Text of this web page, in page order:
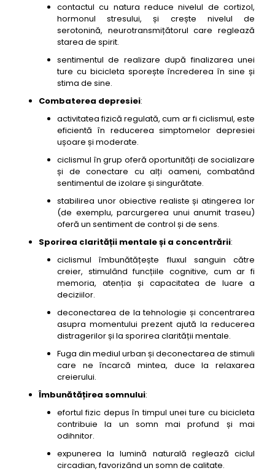
contactul cu natura reduce nivelul de cortizol,
hormonul stresului, și crește nivelul de
serotonină, neurotransmițătorul care reglează
starea de spirit.
sentimentul de realizare după finalizarea unei
ture cu bicicleta sporește încrederea în sine și
stima de sine.
Combaterea depresiei:
activitatea fizică regulată, cum ar fi ciclismul, este
eficientă în reducerea simptomelor depresiei
ușoare și moderate.
ciclismul în grup oferă oportunități de socializare
și de conectare cu alți oameni, combatând
sentimentul de izolare și singurătate.
stabilirea unor obiective realiste și atingerea lor
(de exemplu, parcurgerea unui anumit traseu)
oferă un sentiment de control și de sens.
Sporirea clarității mentale și a concentrării:
ciclismul îmbunătățește fluxul sanguin către
creier, stimulând funcțiile cognitive, cum ar fi
memoria, atenția și capacitatea de luare a
deciziilor.
deconectarea de la tehnologie și concentrarea
asupra momentului prezent ajută la reducerea
distragerilor și la sporirea clarității mentale.
Fuga din mediul urban și deconectarea de stimuli
care ne încarcă mintea, duce la relaxarea
creierului.
Îmbunătățirea somnului:
efortul fizic depus în timpul unei ture cu bicicleta
contribuie la un somn mai profund și mai
odihnitor.
expunerea la lumină naturală reglează ciclul
circadian, favorizând un somn de calitate.